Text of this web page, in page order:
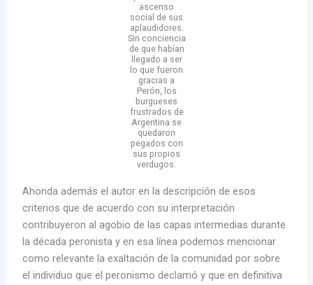
ascenso
social de sus
aplaudidores.
Sin conciencia
de que habían
llegado a ser
lo que fueron
gracias a
Perón, los
burgueses
frustrados de
Argentina se
quedaron
pegados con
sus propios
verdugos.
Ahonda además el autor en la descripción de esos
criterios que de acuerdo con su interpretación
contribuyeron al agobio de las capas intermedias durante
la década peronista y en esa línea podemos mencionar
como relevante la exaltación de la comunidad por sobre
el individuo que el peronismo declamó y que en definitiva